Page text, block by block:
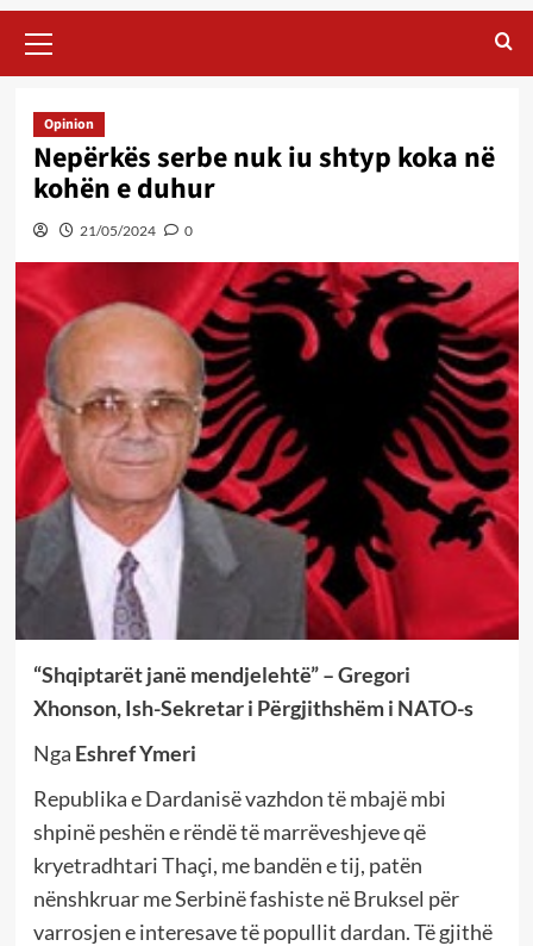
Menu
Opinion
Nepërkës serbe nuk iu shtyp koka në
kohën e duhur
21/05/2024 0
“Shqiptarët janë mendjelehtë” – Gregori
Xhonson, Ish-Sekretar i Përgjithshëm i NATO-s
Nga Eshref Ymeri
Republika e Dardanisë vazhdon të mbajë mbi
shpinë peshën e rëndë të marrëveshjeve që
kryetradhtari Thaçi, me bandën e tij, patën
nënshkruar me Serbinë fashiste në Bruksel për
varrosjen e interesave të popullit dardan. Të gjithë